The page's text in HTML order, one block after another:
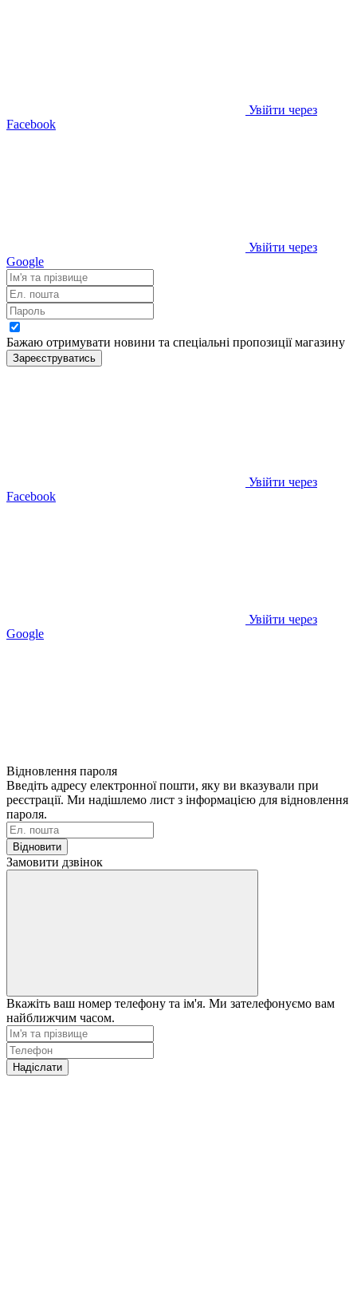
Увійти через
Facebook
Увійти через
Google
Бажаю отримувати новини та спеціальні пропозиціїмагазину
Зареєструватись
Увійти через
Facebook
Увійти через
Google
Відновлення пароля
Введіть адресу електронної пошти, яку ви вказували при
реєстрації. Ми надішлемо лист з інформацією для відновлення
пароля.
Відновити
Замовити дзвінок
Вкажіть ваш номер телефону та ім'я. Ми зателефонуємо вам
найближчим часом.
Надіслати